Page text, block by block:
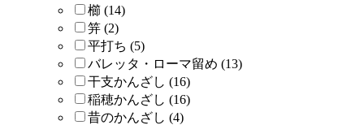
櫛 (14)
笄 (2)
平打ち (5)
バレッタ・ローマ留め (13)
干支かんざし (16)
稲穂かんざし (16)
昔のかんざし (4)